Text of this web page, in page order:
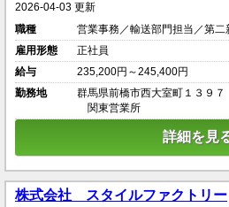
2026-04-03 更新
職種
営業事務／輸送部門担当／第
雇用形態
正社員
給与
235,200円～245,400円
勤務地
群馬県前橋市西大室町１３９７
関東営業所
詳細を見
株式会社 スタイルファクトリー